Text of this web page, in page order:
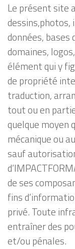
Le présent site
données, bases
domaines,
élément qui y
de propriété
traduction,
tout ou en
quelque moyen
mécanique ou
sauf
de ses
fins
privé. Toute
entraîner des
et/ou pénales.